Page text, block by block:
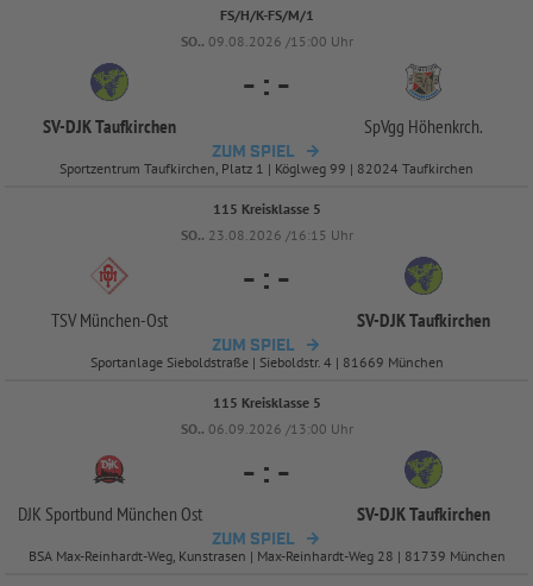
FS/H/K-FS/M/1
SO.. 09.08.2026 /15:00 Uhr
SV-DJK Taufkirchen
- : -
SpVgg Höhenkrch.
ZUM SPIEL
Sportzentrum Taufkirchen, Platz 1 | Köglweg 99 | 82024 Taufkirchen
115 Kreisklasse 5
SO.. 23.08.2026 /16:15 Uhr
TSV München-Ost
- : -
SV-DJK Taufkirchen
ZUM SPIEL
Sportanlage Sieboldstraße | Sieboldstr. 4 | 81669 München
115 Kreisklasse 5
SO.. 06.09.2026 /13:00 Uhr
DJK Sportbund München Ost
- : -
SV-DJK Taufkirchen
ZUM SPIEL
BSA Max-Reinhardt-Weg, Kunstrasen | Max-Reinhardt-Weg 28 | 81739 München